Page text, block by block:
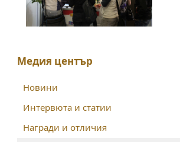
Медия център
Новини
Интервюта и статии
Награди и отличия